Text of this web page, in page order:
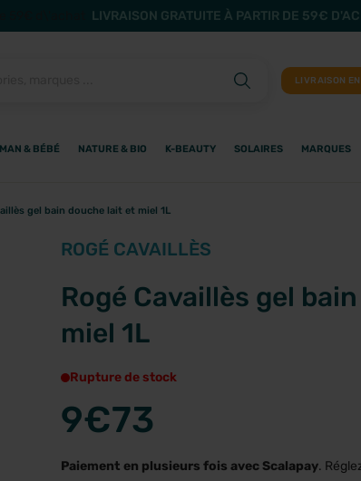
LIVRAISON GRATUITE À PARTIR DE 59€
LIVRAISON
& BÉBÉ NATURE & BIO K-BEAUTY SOLAIRES MARQUES
gel bain douche lait et miel 1L
ROGÉ CAVAILLÈS
Rogé Cavaillès gel
miel 1L
Rupture de stock
9€73
Paiement en plusieurs fois avec Scalapay.